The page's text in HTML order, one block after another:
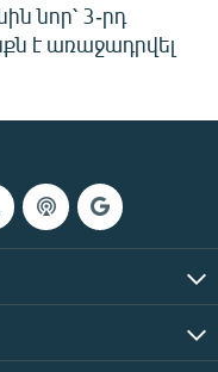
նոր՝ 3-րդ
է առաջադրվել